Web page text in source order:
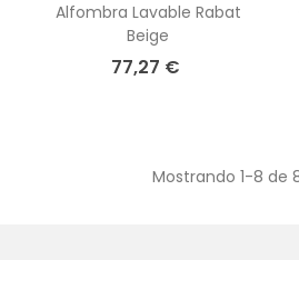
Alfombra Lavable Rabat
Beige
77,27 €
Mostrando 1-8 de